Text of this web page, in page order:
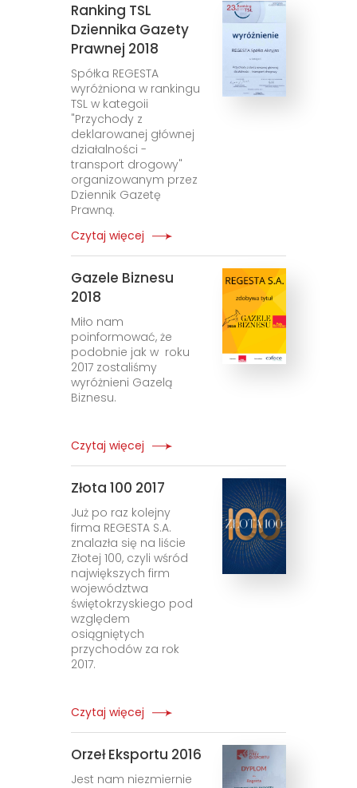
Ranking TSL
Dziennika Gazety
Prawnej 2018
Spółka REGESTA
wyróżniona w rankingu
TSL w kategoii
"Przychody z
deklarowanej głównej
działalności -
transport drogowy"
organizowanym przez
Dziennik Gazetę
Prawną.
Czytaj więcej
Gazele Biznesu
2018
Miło nam
poinformować, że
podobnie jak w roku
2017 zostaliśmy
wyróżnieni Gazelą
Biznesu.
Czytaj więcej
Złota 100 2017
Już po raz kolejny
firma REGESTA S.A.
znalazła się na liście
Złotej 100, czyli wśród
największych firm
województwa
świętokrzyskiego pod
względem
osiągniętych
przychodów za rok
2017.
Czytaj więcej
Orzeł Eksportu 2016
Jest nam niezmiernie